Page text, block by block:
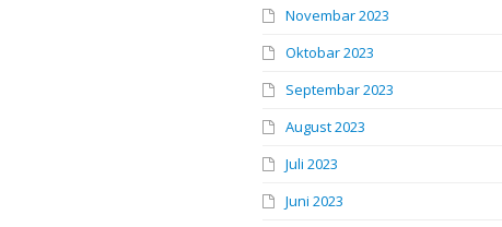
Novembar 2023
Oktobar 2023
Septembar 2023
August 2023
Juli 2023
Juni 2023